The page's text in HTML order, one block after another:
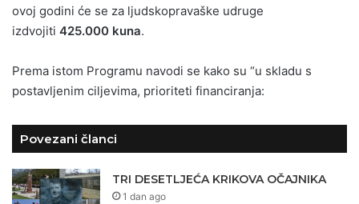
ovoj godini će se za ljudskopravaške udruge
izdvojiti 425.000 kuna.
Prema istom Programu navodi se kako su “u skladu s
postavljenim ciljevima, prioriteti financiranja:
Povezani članci
TRI DESETLJEĆA KRIKOVA OČAJNIKA
1 dan ago